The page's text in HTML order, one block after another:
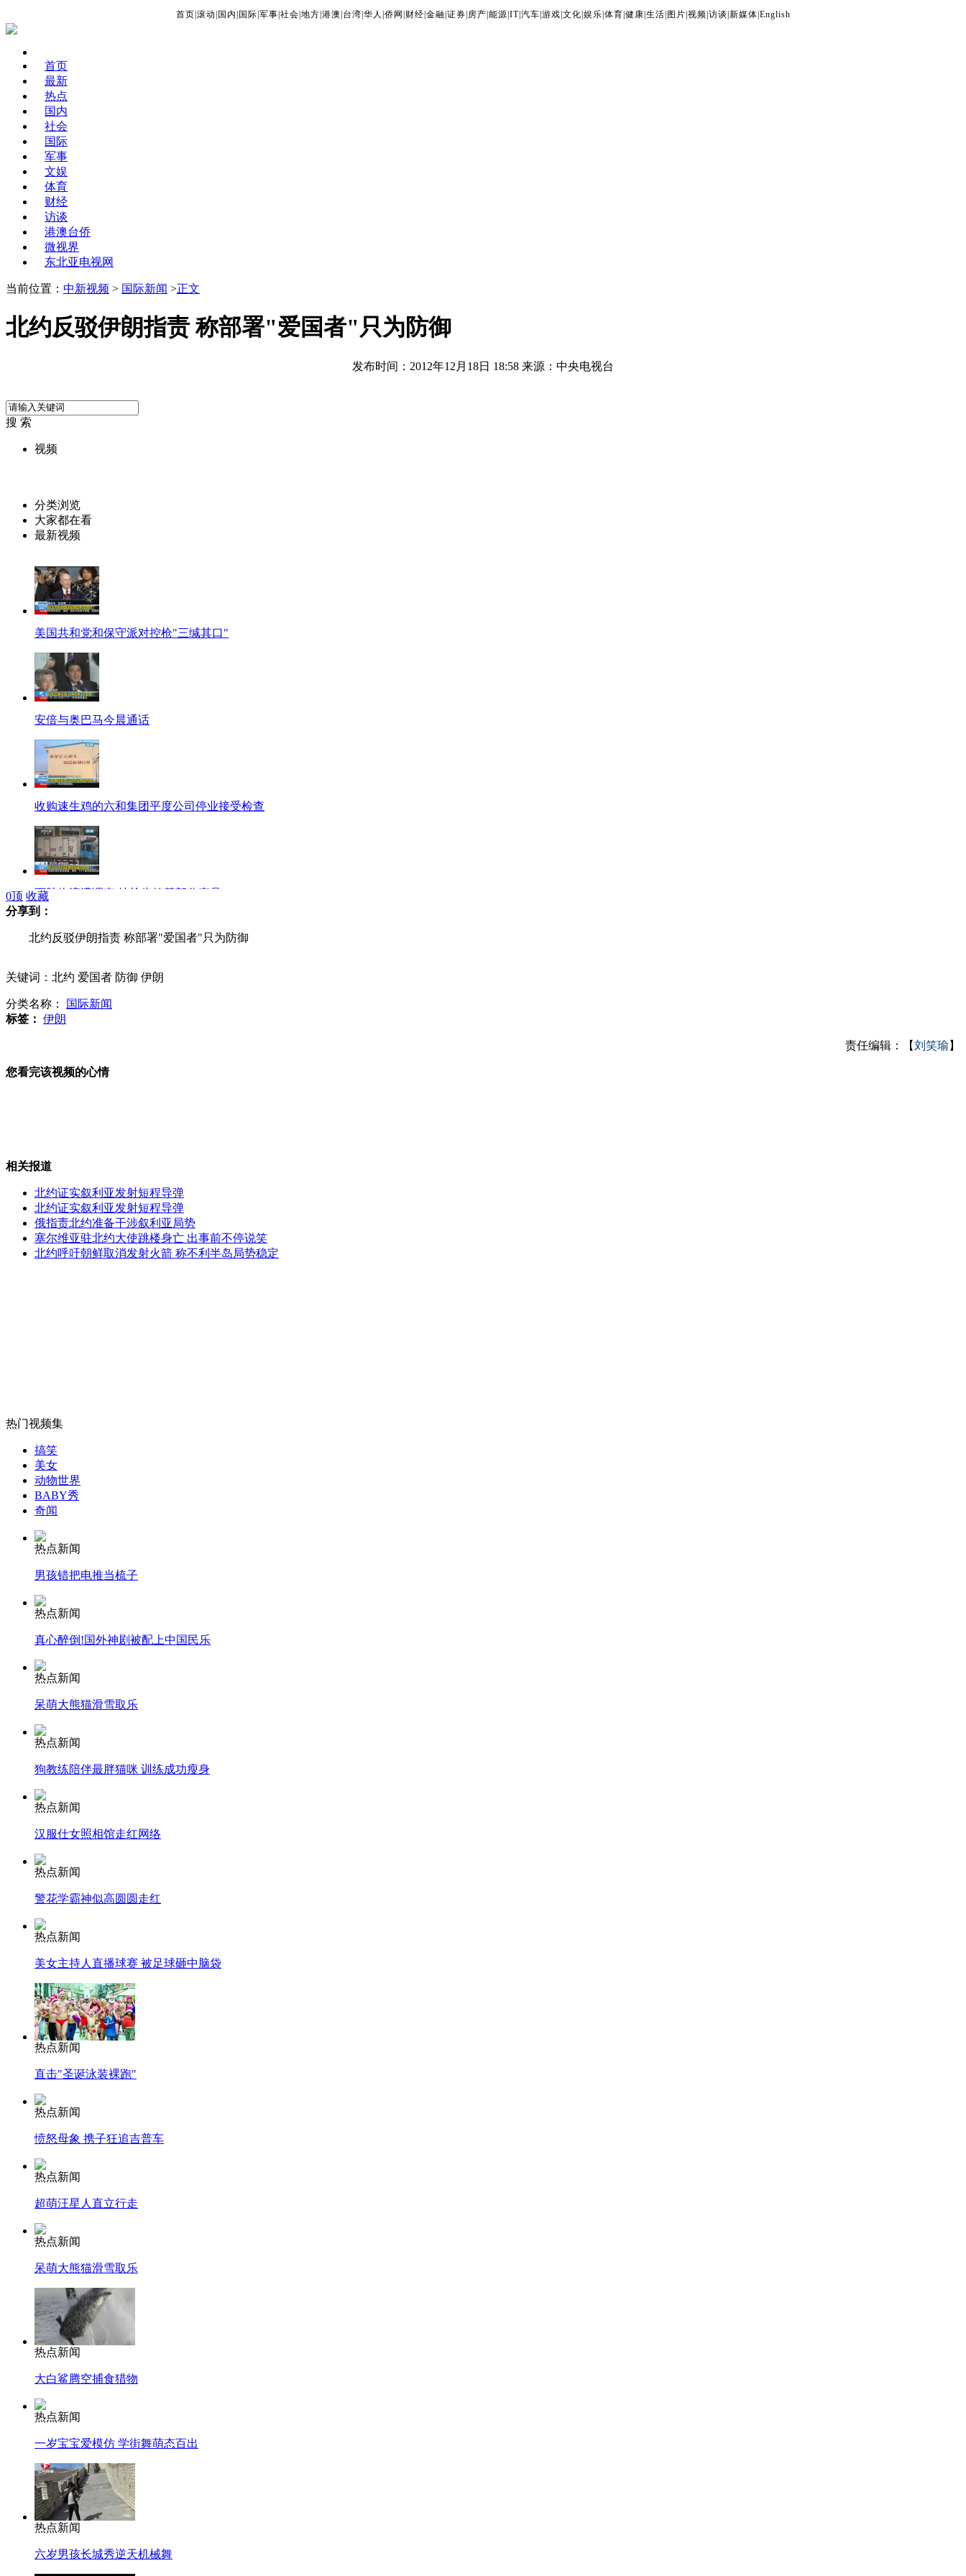
首页 滚动 国内 国际 军事 社会 地方 港澳 台湾 华人 侨网 财经 金融 证券 房产 能源 IT| 汽车 游戏 文化 娱乐 体育 健康 生活 图片 视频 访谈 新媒体 English
首页
最新
热点
国内
社会
国际
军事
文娱
体育
财经
访谈
港澳台侨
微视界
东北亚电视网
当前位置： 中新视频 > 国际新闻 >正文
北约反驳伊朗指责 称部署"爱国者"只为防御
发布时间：2012年12月18日 18:58 来源：中央电视台
搜 索
视频
分类浏览
大家都在看
最新视频
美国共和党和保守派对控枪"三缄其口"
安倍与奥巴马今晨通话
收购速生鸡的六和集团平度公司停业接受检查
百胜物流遭调查 抽检肯德基部分产品
朝鲜"这一年"：继续超强硬对韩 半岛僵局依旧
女孩北京地铁殴打老人 痛下狠手拳打脚踢
无痛分娩是否安全 医生回应
外交部：反对强权政治霸凌主义
外交部：有关国家言论片面不公正
走！跟着总书记去植树
纽约上演“枕头大战”
0顶 收藏
分享到：
北约反驳伊朗指责 称部署"爱国者"只为防御
关键词：北约 爱国者 防御 伊朗
分类名称：
国际新闻
标签： 伊朗
责任编辑：【刘笑瑜 】
您看完该视频的心情
相关报道
北约证实叙利亚发射短程导弹
北约证实叙利亚发射短程导弹
俄指责北约准备干涉叙利亚局势
塞尔维亚驻北约大使跳楼身亡 出事前不停说笑
北约呼吁朝鲜取消发射火箭 称不利半岛局势稳定
热门视频集
搞笑
美女
动物世界
BABY秀
奇闻
热点新闻
男孩错把电推当梳子
热点新闻
真心醉倒!国外神剧被配上中国民乐
热点新闻
呆萌大熊猫滑雪取乐
热点新闻
狗教练陪伴最胖猫咪 训练成功瘦身
热点新闻
汉服仕女照相馆走红网络
热点新闻
警花学霸神似高圆圆走红
热点新闻
美女主持人直播球赛 被足球砸中脑袋
热点新闻
直击"圣诞泳装裸跑"
热点新闻
愤怒母象 携子狂追吉普车
热点新闻
超萌汪星人直立行走
热点新闻
呆萌大熊猫滑雪取乐
热点新闻
大白鲨腾空捕食猎物
热点新闻
一岁宝宝爱模仿 学街舞萌态百出
热点新闻
六岁男孩长城秀逆天机械舞